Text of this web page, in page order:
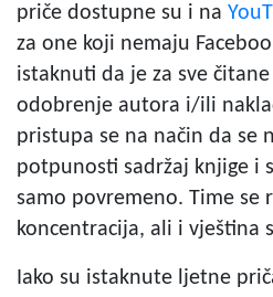
priče dostupne su i na
za one koji nemaju
istaknuti da je za sve
odobrenje autora i/ili
pristupa se na način da se
potpunosti sadržaj knjige i
samo povremeno. Time se
koncentracija, ali i vještina
Iako su istaknute ljetne